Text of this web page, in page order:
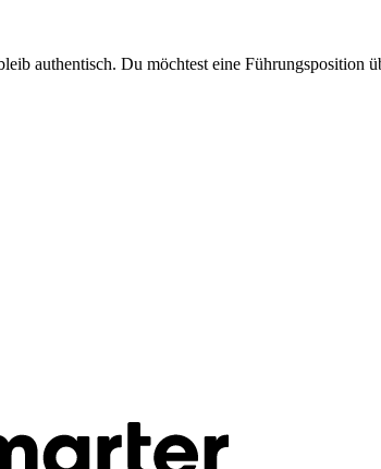
authentisch. Du möchtest eine